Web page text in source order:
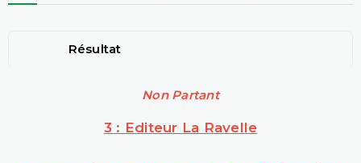
Résultat
Non Partant
3 : Editeur La Ravelle